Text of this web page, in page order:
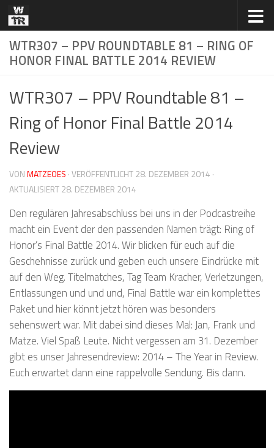
Zum Inhalt springen
WTR307 – PPV ROUNDTABLE 81 – RING OF
HONOR FINAL BATTLE 2014 REVIEW
WTR307 – PPV Roundtable 81 –
Ring of Honor Final Battle 2014
Review
VONMATZEOES · VERÖFFENTLICHT28. DEZEMBER 2014 ·
AKTUALISIERT28. DEZEMBER 2014
Den regulären Jahresabschluss bei uns in der Podcastreihe
macht ein Event der den passenden Namen trägt: Ring of
Honor’s Final Battle 2014. Wir blicken für euch auf die
Geschehnisse zurück und geben euch unsere Eindrücke mit
auf den Weg. Titelmatches, Tag Team Kracher, Verletzungen,
Entlassungen und und und, Final Battle war ein komplettes
Paket und hier könnt jetzt hören was besonders
sehenswert war. Mit dabei sind dieses Mal: Jan, Frank und
Matze. Viel Spaß Leute. Nicht vergessen am 31. Dezember
gibt es unser Jahresendreview: 2014 – The Year in Review.
Euch erwartet dann eine rappelvolle Sendung. Bis dann.